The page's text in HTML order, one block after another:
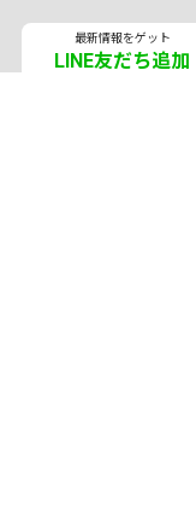
最新情報をゲット
LINE友だち追加